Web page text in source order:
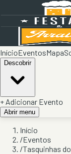
InícioEventosMapa
Descobrir
+ Adicionar Evento
Abrir menu
Início
/Eventos
/Tasquinhas